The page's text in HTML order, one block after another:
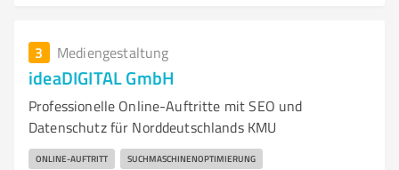
3 Mediengestaltung
ideaDIGITAL GmbH
Professionelle Online-Auftritte mit SEO und
Datenschutz für Norddeutschlands KMU
ONLINE-AUFTRITT SUCHMASCHINENOPTIMIERUNG